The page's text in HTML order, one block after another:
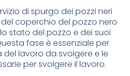
di spurgo dei pozzi neri
coperchio del pozzo nero
stato del pozzo e dei suoi
fase è essenziale per
del lavoro da svolgere e le
per svolgere il lavoro.